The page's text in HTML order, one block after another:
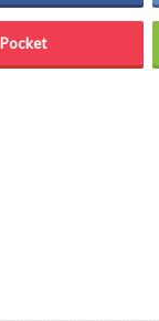
Pocket